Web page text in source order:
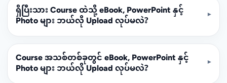
ရှိပြီးသား Course ထဲသို့ eBook, PowerPoint နှင့်
Photo များ ဘယ်လို Upload လုပ်မလဲ? ▾
Course အသစ်တစ်ခုတွင် eBook, PowerPoint နှင့်
Photo များ ဘယ်လို Upload လုပ်မလဲ? ▾